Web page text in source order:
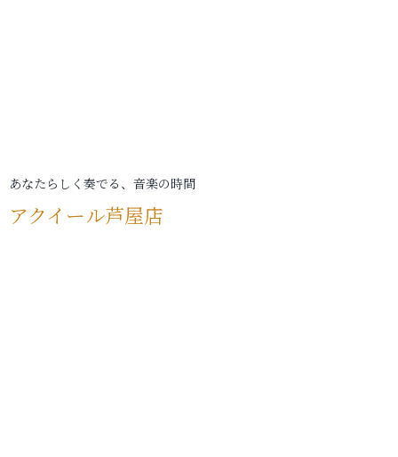
あなたらしく奏でる、音楽の時間
アクイール芦屋店